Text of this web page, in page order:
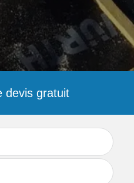
devis gratuit